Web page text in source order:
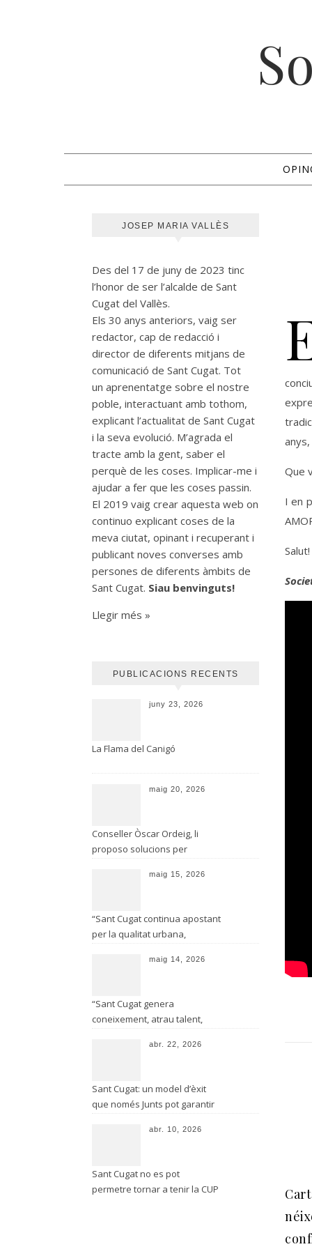
JOSEP MARIA VALLÈS
Des del 17 de juny de 2023 tinc
l’honor de ser l’alcalde de Sant
Cugat del Vallès.
Els 30 anys anteriors, vaig ser
redactor, cap de redacció i
director de diferents mitjans de
comunicació de Sant Cugat. Tot
un aprenentatge sobre el nostre
poble, interactuant amb tothom,
explicant l’actualitat de Sant Cugat
i la seva evolució. M’agrada el
tracte amb la gent, saber el
perquè de les coses. Implicar-me i
ajudar a fer que les coses passin.
El 2019 vaig crear aquesta web on
continuo explicant coses de la
meva ciutat, opinant i recuperant i
publicant noves converses amb
persones de diferents àmbits de
Sant Cugat. Siau benvinguts!
Llegir més »
PUBLICACIONS RECENTS
juny 23, 2026
La Flama del Canigó
maig 20, 2026
Conseller Òscar Ordeig, li
proposo solucions per
Sant Cugat per la pesta
maig 15, 2026
“Sant Cugat continua apostant
per la qualitat urbana,
maig 14, 2026
“Sant Cugat genera
coneixement, atrau talent,
internacionalment sense
abr. 22, 2026
Sant Cugat: un model d’èxit
que només Junts pot garantir
abr. 10, 2026
Sant Cugat no es pot
permetre tornar a tenir la CUP
Que
I en
Salut!